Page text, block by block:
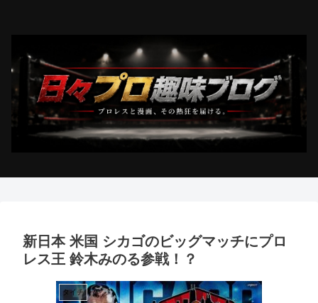
新日本 米国 シカゴのビッグマッチにプロ
レス王 鈴木みのる参戦！？
タイチ